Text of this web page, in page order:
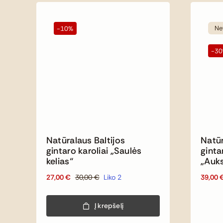
-10%
Natūralaus Baltijos
gintaro karoliai „Saulės
kelias“
30,00€
Original
price
was:
30,00 €.
27,00€
Current
price
is:
27,00 €.
Liko 2
Į krepšelį
-
39,00